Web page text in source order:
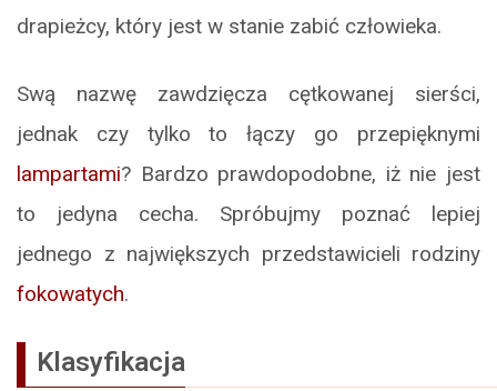
drapieżcy, który jest w stanie zabić człowieka.
Swą nazwę zawdzięcza cętkowanej sierści,
jednak czy tylko to łączy go przepięknymi
lampartami? Bardzo prawdopodobne, iż nie jest
to jedyna cecha. Spróbujmy poznać lepiej
jednego z największych przedstawicieli rodziny
fokowatych.
Klasyfikacja